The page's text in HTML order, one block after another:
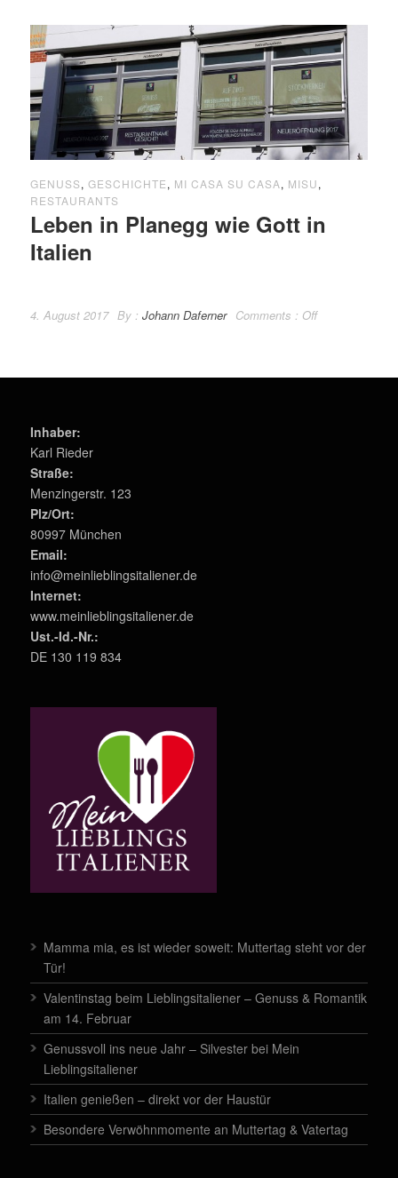
GENUSS, GESCHICHTE, MI CASA SU CASA, MISU,
RESTAURANTS
Leben in Planegg wie Gott in
Italien
4. August 2017 By : Johann Daferner Comments : Off
Inhaber:
Karl Rieder
Straße:
Menzingerstr. 123
Plz/Ort:
80997 München
Email:
info@meinlieblingsitaliener.de
Internet:
www.meinlieblingsitaliener.de
Ust.-Id.-Nr.:
DE 130 119 834
Mamma mia, es ist wieder soweit: Muttertag steht vor der
Tür!
Valentinstag beim Lieblingsitaliener – Genuss & Romantik
am 14. Februar
Genussvoll ins neue Jahr – Silvester bei Mein
Lieblingsitaliener
Italien genießen – direkt vor der Haustür
Besondere Verwöhnmomente an Muttertag & Vatertag